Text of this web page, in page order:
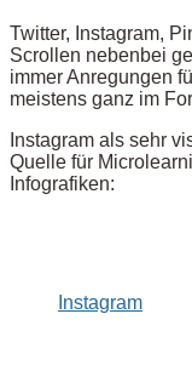
Twitter, Instagram,
Scrollen nebenbei
immer Anregungen
meistens ganz im
Instagram als sehr
Quelle für
Infografiken:
Instagram